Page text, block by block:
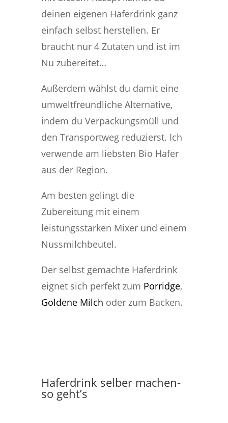
deinen eigenen Haferdrink ganz
einfach selbst herstellen. Er
braucht nur 4 Zutaten und ist im
Nu zubereitet…
Außerdem wählst du damit eine
umweltfreundliche Alternative,
indem du Verpackungsmüll und
den Transportweg reduzierst. Ich
verwende am liebsten Bio Hafer
aus der Region.
Am besten gelingt die
Zubereitung mit einem
leistungsstarken Mixer und einem
Nussmilchbeutel.
Der selbst gemachte Haferdrink
eignet sich perfekt zum Porridge,
Goldene Milch oder zum Backen.
Haferdrink selber machen-
so geht’s